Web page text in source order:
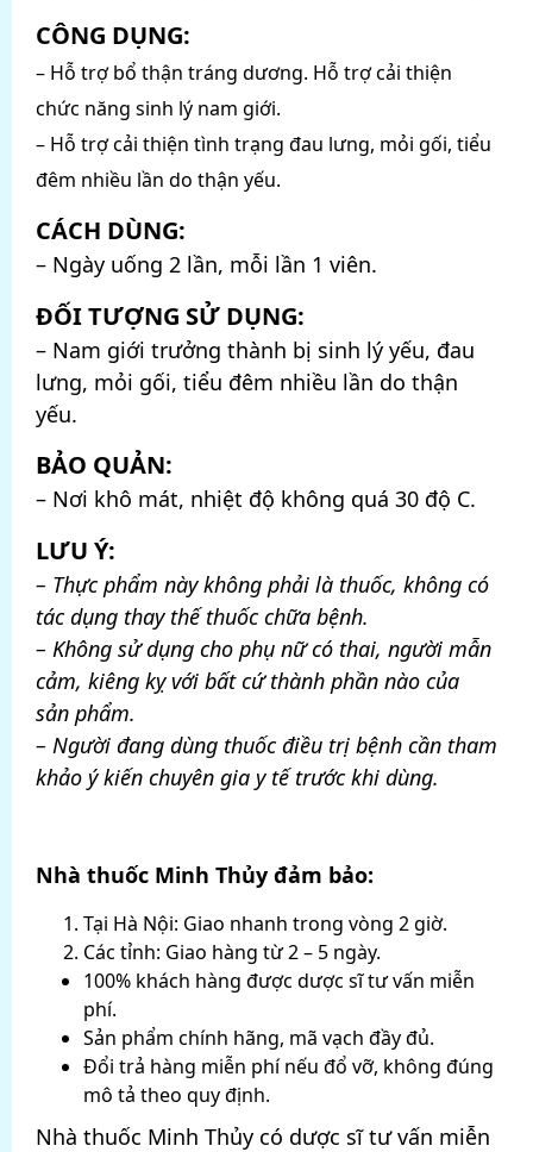
CÔNG DỤNG:
– Hỗ trợ bổ thận tráng dương. Hỗ trợ cải thiện
chức năng sinh lý nam giới.
– Hỗ trợ cải thiện tình trạng đau lưng, mỏi gối, tiểu
đêm nhiều lần do thận yếu.
CÁCH DÙNG:
– Ngày uống 2 lần, mỗi lần 1 viên.
ĐỐI TƯỢNG SỬ DỤNG:
– Nam giới trưởng thành bị sinh lý yếu, đau
lưng, mỏi gối, tiểu đêm nhiều lần do thận
yếu.
BẢO QUẢN:
– Nơi khô mát, nhiệt độ không quá 30 độ C.
LƯU Ý:
– Thực phẩm này không phải là thuốc, không có
tác dụng thay thế thuốc chữa bệnh.
– Không sử dụng cho phụ nữ có thai, người mẫn
cảm, kiêng kỵ với bất cứ thành phần nào của
sản phẩm.
– Người đang dùng thuốc điều trị bệnh cần tham
khảo ý kiến chuyên gia y tế trước khi dùng.
Nhà thuốc Minh Thủy đảm bảo:
Tại Hà Nội: Giao nhanh trong vòng 2 giờ.
Các tỉnh: Giao hàng từ 2 – 5 ngày.
100% khách hàng được dược sĩ tư vấn miễn
phí.
Sản phẩm chính hãng, mã vạch đầy đủ.
Đổi trả hàng miễn phí nếu đổ vỡ, không đúng
mô tả theo quy định.
Nhà thuốc Minh Thủy có dược sĩ tư vấn miễn